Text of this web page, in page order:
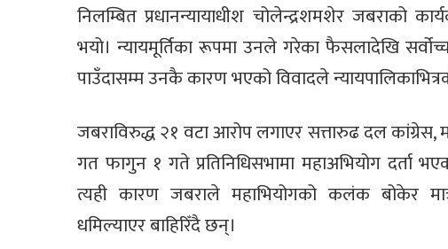
निलम्बित प्रधानन्यायाधीश चोलेन्द्रशमशेर जबराको
भयो। न्यायमूर्तिका रूपमा उनले गरेका फैसलादेखि
पाउँदासम्म उनकै कारण भएको विवादले
जबराविरुद्ध २१ वटा आरोप लगाएर सत्तारुढ दल
गत फागुन १ गते प्रतिनिधिसभामा महाअभियोग दर्ता
त्यही कारण जबराले महाभियोगको कलंक बोकेर
धमिल्याएर बाहिरिँदै छन्।